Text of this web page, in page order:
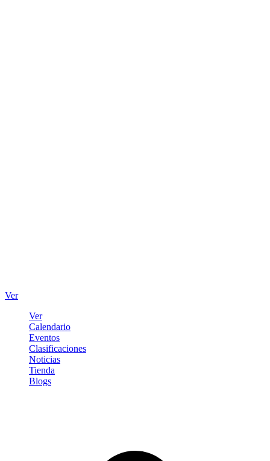
Ver
Ver
Calendario
Eventos
Clasificaciones
Noticias
Tienda
Blogs